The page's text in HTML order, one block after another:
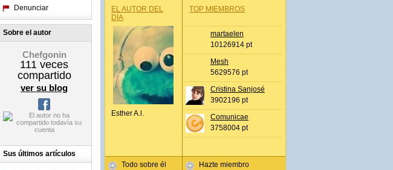
Denunciar
Sobre el autor
Chefgonin
111 veces
compartido
ver su blog
Sus últimos artículos
EL AUTOR DEL
DÍA
Esther A.l.
Todo sobre él
TOP MIEMBROS
martaelen
10126914 pt
Mesh
5629576 pt
Cristina Sanjosé
3902196 pt
Comunicae
3758004 pt
Hazte miembro